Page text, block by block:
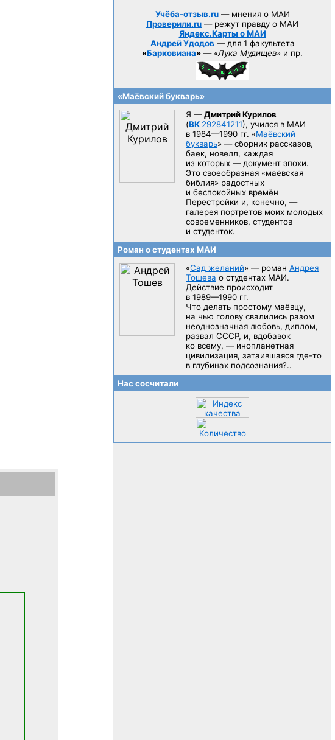
Учёба-отзыв.ru— мнения о МАИ
Проверили.ru — режут правду о МАИ
Яндекс.Карты о МАИ
Андрей Удодов — для 1 факультета
«Барковиана» — «Лука Мудищев» и пр.
«Маёвский букварь»
Я —Дмитрий Курилов
(ВК 292841211), учился в МАИ
в 1984—1990 гг. «Маёвский
букварь» — сборник рассказов,
баек, новелл, каждая
из которых — документ эпохи.
Это своеобразная «маёвская
библия» радостных
и беспокойных времён
Перестройки и, конечно, —
галерея портретов моих молодых
современников, студентов
и студенток.
Роман о студентах МАИ
«Сад желаний» — роман Андрея
Тошева о студентах МАИ.
Действие происходит
в 1989—1990 гг.
Что делать простому маёвцу,
на чью голову свалились разом
неоднозначная любовь, диплом,
развал CCCP, и, вдобавок
ко всему, — инопланетная
цивилизация, затаившаяся где-то
в глубинах подсознания?..
Нас сосчитали